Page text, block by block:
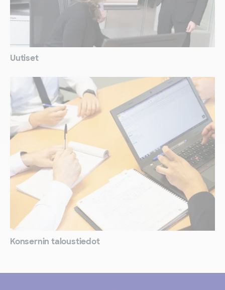
Uutiset
Konsernin taloustiedot